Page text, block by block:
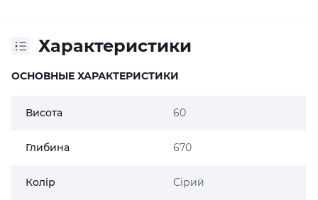
Характеристики
ОСНОВНЫЕ ХАРАКТЕРИСТИКИ
Висота 60
Глибина 670
Колір Сірий